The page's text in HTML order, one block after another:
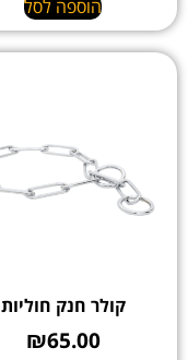
הוספה לסל
קולר חנק חוליות
₪65.00